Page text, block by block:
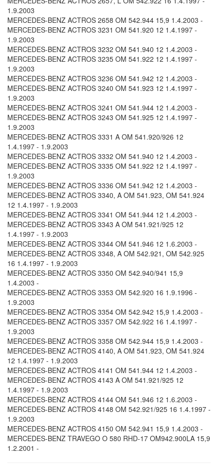
1.9.2003
MERCEDES-BENZ ACTROS 2658 OM 542.944 15,9 1.4.2003 -
MERCEDES-BENZ ACTROS 3231 OM 541.920 12 1.4.1997 -
1.9.2003
MERCEDES-BENZ ACTROS 3232 OM 541.940 12 1.4.2003 -
MERCEDES-BENZ ACTROS 3235 OM 541.922 12 1.4.1997 -
1.9.2003
MERCEDES-BENZ ACTROS 3236 OM 541.942 12 1.4.2003 -
MERCEDES-BENZ ACTROS 3240 OM 541.923 12 1.4.1997 -
1.9.2003
MERCEDES-BENZ ACTROS 3241 OM 541.944 12 1.4.2003 -
MERCEDES-BENZ ACTROS 3243 OM 541.925 12 1.4.1997 -
1.9.2003
MERCEDES-BENZ ACTROS 3331 A OM 541.920/926 12
1.4.1997 - 1.9.2003
MERCEDES-BENZ ACTROS 3332 OM 541.940 12 1.4.2003 -
MERCEDES-BENZ ACTROS 3335 OM 541.922 12 1.4.1997 -
1.9.2003
MERCEDES-BENZ ACTROS 3336 OM 541.942 12 1.4.2003 -
MERCEDES-BENZ ACTROS 3340, A OM 541.923, OM 541.924
12 1.4.1997 - 1.9.2003
MERCEDES-BENZ ACTROS 3341 OM 541.944 12 1.4.2003 -
MERCEDES-BENZ ACTROS 3343 A OM 541.921/925 12
1.4.1997 - 1.9.2003
MERCEDES-BENZ ACTROS 3344 OM 541.946 12 1.6.2003 -
MERCEDES-BENZ ACTROS 3348, A OM 542.921, OM 542.925
16 1.4.1997 - 1.9.2003
MERCEDES-BENZ ACTROS 3350 OM 542.940/941 15,9
1.4.2003 -
MERCEDES-BENZ ACTROS 3353 OM 542.920 16 1.9.1996 -
1.9.2003
MERCEDES-BENZ ACTROS 3354 OM 542.942 15,9 1.4.2003 -
MERCEDES-BENZ ACTROS 3357 OM 542.922 16 1.4.1997 -
1.9.2003
MERCEDES-BENZ ACTROS 3358 OM 542.944 15,9 1.4.2003 -
MERCEDES-BENZ ACTROS 4140, A OM 541.923, OM 541.924
12 1.4.1997 - 1.9.2003
MERCEDES-BENZ ACTROS 4141 OM 541.944 12 1.4.2003 -
MERCEDES-BENZ ACTROS 4143 A OM 541.921/925 12
1.4.1997 - 1.9.2003
MERCEDES-BENZ ACTROS 4144 OM 541.946 12 1.6.2003 -
MERCEDES-BENZ ACTROS 4148 OM 542.921/925 16 1.4.1997 -
1.9.2003
MERCEDES-BENZ ACTROS 4150 OM 542.941 15,9 1.4.2003 -
MERCEDES-BENZ TRAVEGO O 580 RHD-17 OM942.900LA 15,9
1.2.2001 -